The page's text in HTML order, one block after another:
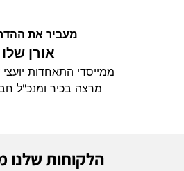
מעביר את
אורן שלו
ממייסדי התאחדות
מרצה בכיר ומנכ"ל
הלקוחות שלנו